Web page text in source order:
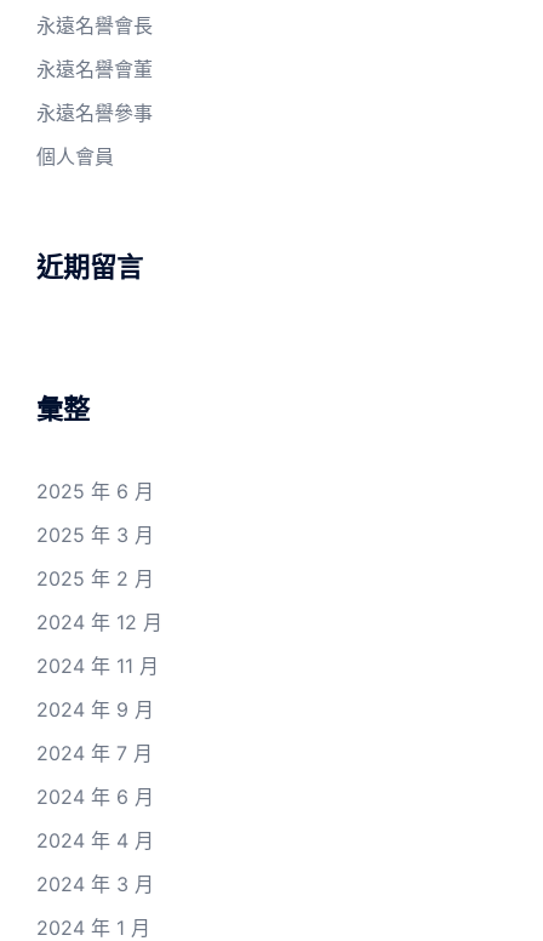
永遠名譽會長
永遠名譽會董
永遠名譽參事
個人會員
近期留言
彙整
2025 年 6 月
2025 年 3 月
2025 年 2 月
2024 年 12 月
2024 年 11 月
2024 年 9 月
2024 年 7 月
2024 年 6 月
2024 年 4 月
2024 年 3 月
2024 年 1 月